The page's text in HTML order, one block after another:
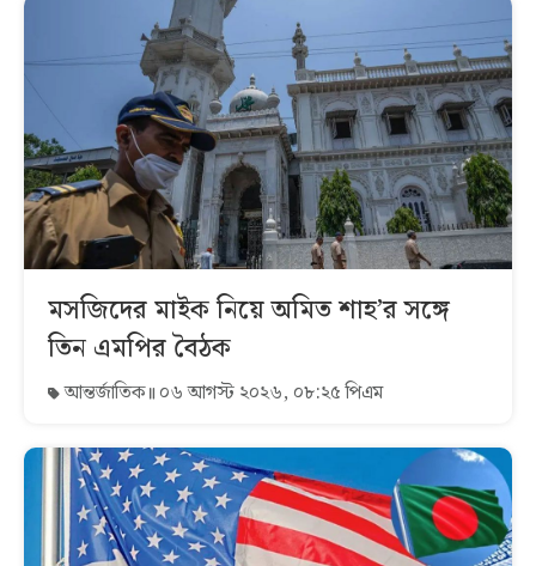
মসজিদের মাইক নিয়ে অমিত শাহ’র সঙ্গে
তিন এমপির বৈঠক
আন্তর্জাতিক ০৬ আগস্ট ২০২৬, ০৮:২৫ পিএম